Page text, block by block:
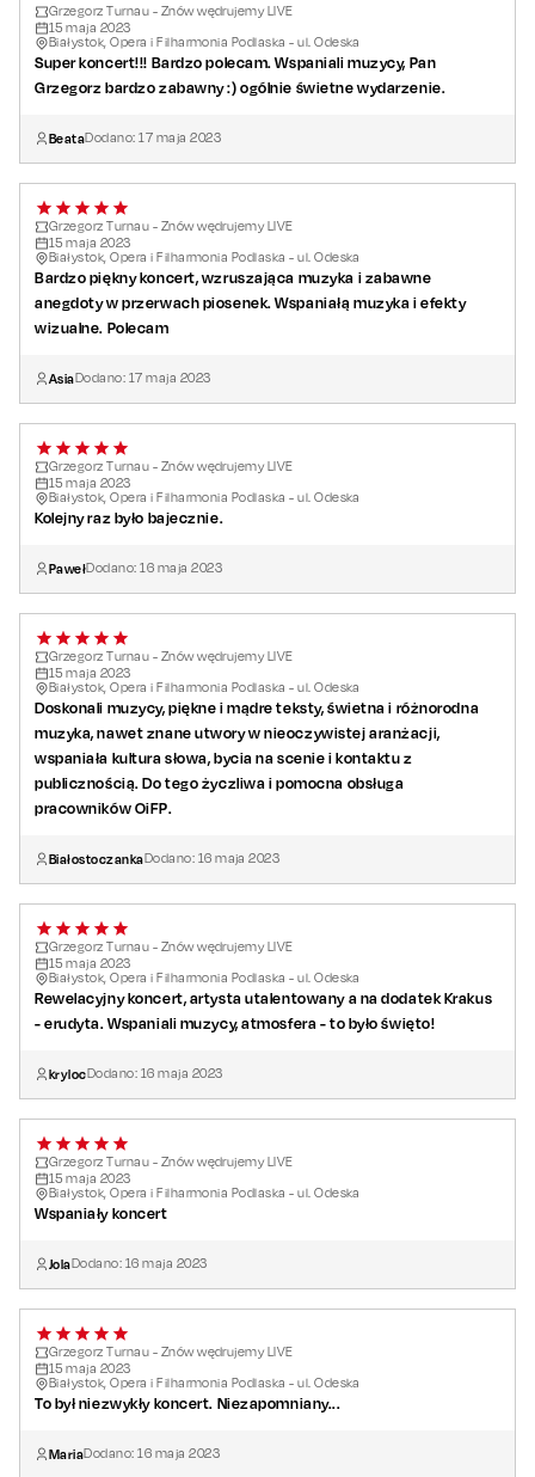
Grzegorz Turnau - Znów wędrujemy LIVE
15 maja 2023
Białystok, Opera i Filharmonia Podlaska - ul. Odeska
Super koncert!!! Bardzo polecam. Wspaniali muzycy, Pan
Grzegorz bardzo zabawny :) ogólnie świetne wydarzenie.
BeataDodano:17 maja 2023
Grzegorz Turnau - Znów wędrujemy LIVE
15 maja 2023
Białystok, Opera i Filharmonia Podlaska - ul. Odeska
Bardzo piękny koncert, wzruszająca muzyka i zabawne
anegdoty w przerwach piosenek. Wspaniałą muzyka i efekty
wizualne. Polecam
AsiaDodano: 17 maja 2023
Grzegorz Turnau - Znów wędrujemy LIVE
15 maja 2023
Białystok, Opera i Filharmonia Podlaska - ul. Odeska
Kolejny raz było bajecznie.
PawełDodano:16 maja 2023
Grzegorz Turnau - Znów wędrujemy LIVE
15 maja 2023
Białystok, Opera i Filharmonia Podlaska - ul. Odeska
Doskonali muzycy, piękne i mądre teksty, świetna i różnorodna
muzyka, nawet znane utwory w nieoczywistej aranżacji,
wspaniała kultura słowa, bycia na scenie i kontaktu z
publicznością. Do tego życzliwa i pomocna obsługa
pracowników OiFP.
BiałostoczankaDodano: 16 maja 2023
Grzegorz Turnau - Znów wędrujemy LIVE
15 maja 2023
Białystok, Opera i Filharmonia Podlaska - ul. Odeska
Rewelacyjny koncert, artysta utalentowany a na dodatek Krakus
- erudyta. Wspaniali muzycy, atmosfera - to było święto!
krylocDodano: 16 maja 2023
Grzegorz Turnau - Znów wędrujemy LIVE
15 maja 2023
Białystok, Opera i Filharmonia Podlaska - ul. Odeska
Wspaniały koncert
JolaDodano: 16 maja 2023
Grzegorz Turnau - Znów wędrujemy LIVE
15 maja 2023
Białystok, Opera i Filharmonia Podlaska - ul. Odeska
To był niezwykły koncert. Niezapomniany...
MariaDodano:16 maja 2023